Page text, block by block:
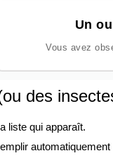
Un
Vous avez
des
liste qui apparaît.
automatiquement